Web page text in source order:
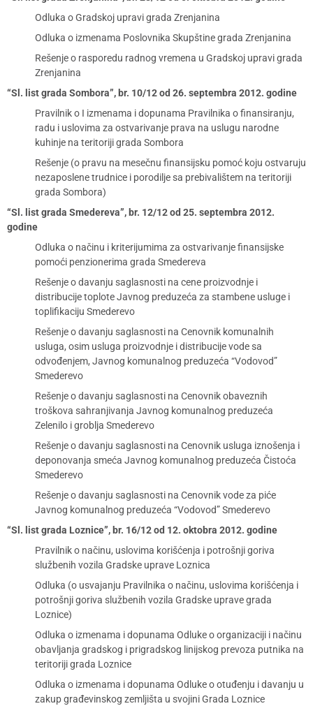
Odluka o Gradskoj upravi grada Zrenjanina
Odluka o izmenama Poslovnika Skupštine grada Zrenjanina
Rešenje o rasporedu radnog vremena u Gradskoj upravi grada
Zrenjanina
“Sl. list grada Sombora”, br. 10/12 od 26. septembra 2012. godine
Pravilnik o I izmenama i dopunama Pravilnika o finansiranju,
radu i uslovima za ostvarivanje prava na uslugu narodne
kuhinje na teritoriji grada Sombora
Rešenje (o pravu na mesečnu finansijsku pomoć koju ostvaruju
nezaposlene trudnice i porodilje sa prebivalištem na teritoriji
grada Sombora)
“Sl. list grada Smedereva”, br. 12/12 od 25. septembra 2012.
godine
Odluka o načinu i kriterijumima za ostvarivanje finansijske
pomoći penzionerima grada Smedereva
Rešenje o davanju saglasnosti na cene proizvodnje i
distribucije toplote Javnog preduzeća za stambene usluge i
toplifikaciju Smederevo
Rešenje o davanju saglasnosti na Cenovnik komunalnih
usluga, osim usluga proizvodnje i distribucije vode sa
odvođenjem, Javnog komunalnog preduzeća “Vodovod”
Smederevo
Rešenje o davanju saglasnosti na Cenovnik obaveznih
troškova sahranjivanja Javnog komunalnog preduzeća
Zelenilo i groblja Smederevo
Rešenje o davanju saglasnosti na Cenovnik usluga iznošenja i
deponovanja smeća Javnog komunalnog preduzeća Čistoća
Smederevo
Rešenje o davanju saglasnosti na Cenovnik vode za piće
Javnog komunalnog preduzeća “Vodovod” Smederevo
“Sl. list grada Loznice”, br. 16/12 od 12. oktobra 2012. godine
Pravilnik o načinu, uslovima korišćenja i potrošnji goriva
službenih vozila Gradske uprave Loznica
Odluka (o usvajanju Pravilnika o načinu, uslovima korišćenja i
potrošnji goriva službenih vozila Gradske uprave grada
Loznice)
Odluka o izmenama i dopunama Odluke o organizaciji i načinu
obavljanja gradskog i prigradskog linijskog prevoza putnika na
teritoriji grada Loznice
Odluka o izmenama i dopunama Odluke o otuđenju i davanju u
zakup građevinskog zemljišta u svojini Grada Loznice